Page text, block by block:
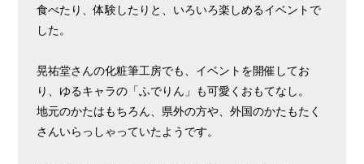
食べたり、体験したりと、いろいろ楽しめるイベントで
した。
晃祐堂さんの化粧筆工房でも、イベントを開催してお
り、ゆるキャラの「ふでりん」も可愛くおもてなし。
地元のかたはもちろん、県外の方や、外国のかたもたく
さんいらっしゃっていたようです。